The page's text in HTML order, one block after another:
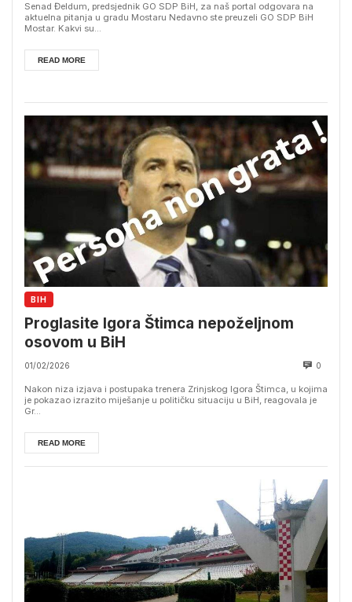
Senad Đeldum, predsjednik GO SDP BiH, za naš portal odgovara na
aktuelna pitanja u gradu Mostaru Nedavno ste preuzeli GO SDP BiH
Mostar. Kakvi su...
READ MORE
BIH
Proglasite Igora Štimca nepoželjnom
osovom u BiH
01/02/2026 0
Nakon niza izjava i postupaka trenera Zrinjskog Igora Štimca, u kojima
je pokazao izrazito miješanje u političku situaciju u BiH, reagovala je
Gr...
READ MORE